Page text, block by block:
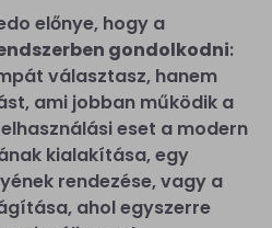
előnye, hogy a
gondolkodni:
választasz, hanem
ami jobban működik a
eset a modern
kialakítása, egy
rendezése, vagy a
ahol egyszerre